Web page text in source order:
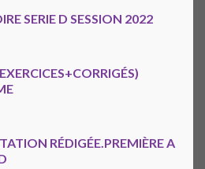
SERIE D SESSION 2022
RÉDIGÉE.PREMIÈRE A